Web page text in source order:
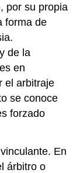
por su propia
forma de
de la
en
el arbitraje
se conoce
forzado
En
árbitro o